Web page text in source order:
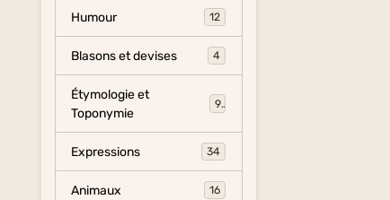
Humour 12
Blasons et devises 4
Étymologie et
Toponymie
9
Expressions 34
Animaux 16